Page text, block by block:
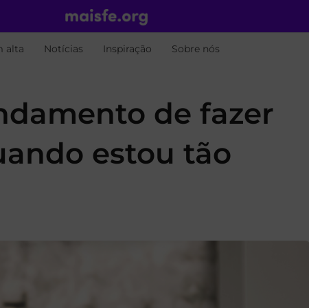
alta Notícias Inspiração Sobre nós
de fazer
estou tão